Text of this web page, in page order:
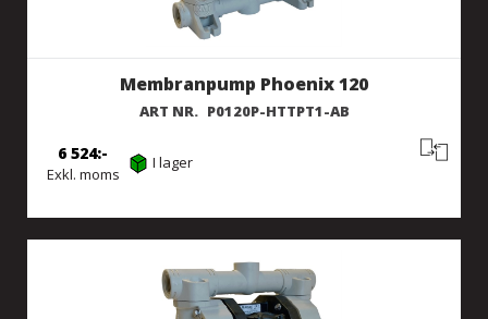
Membranpump Phoenix 120
ART NR. P0120P-HTTPT1-AB
Exkl. moms
6 524 I lager